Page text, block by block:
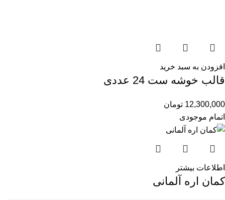
افزودن به سبد خرید
قالب خوشه ست 24 عددی
12,300,000 تومان
اتمام موجودی
اطلاعات بیشتر
کمان اره آلمانی